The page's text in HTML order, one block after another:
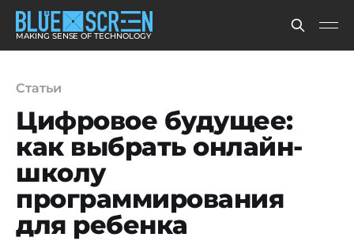
MAKING SENSE OF TECHNOLOGY
Статьи
Цифровое будущее:
как выбрать онлайн-
школу
программирования
для ребенка